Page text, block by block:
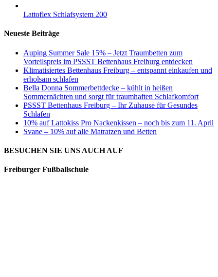
Lattoflex Schlafsystem 200
Neueste Beiträge
Auping Summer Sale 15% – Jetzt Traumbetten zum
Vorteilspreis im PSSST Bettenhaus Freiburg entdecken
Klimatisiertes Bettenhaus Freiburg – entspannt einkaufen und
erholsam schlafen
Bella Donna Sommerbettdecke – kühlt in heißen
Sommernächten und sorgt für traumhaften Schlafkomfort
PSSST Bettenhaus Freiburg – Ihr Zuhause für Gesundes
Schlafen
10% auf Lattokiss Pro Nackenkissen – noch bis zum 11. April
Svane – 10% auf alle Matratzen und Betten
BESUCHEN SIE UNS AUCH AUF
Freiburger Fußballschule